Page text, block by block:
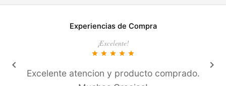
Experiencias de Compra
¡Excelente!
star star star star star
Excelente atencion y producto comprado.
keyboard_arrow_left keyboard_arrow_right